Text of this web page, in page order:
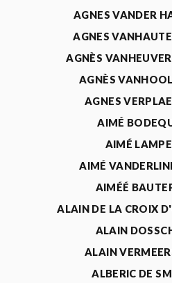
AGNES VANDER
AGNES
AGNÈS
AGNÈS
AGNES
AIMÉ
AIMÉ
AIMÉ
AIMÉÉ
ALAIN DE LA CROIX
ALAIN
ALAIN
ALBERIC DE